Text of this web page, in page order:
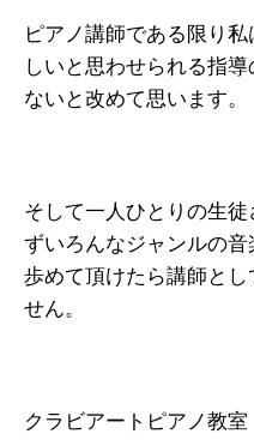
ピアノ講師である限り
しいと思わせられる指
ないと改めて思います。
そして一人ひとりの生
ずいろんなジャンルの
歩めて頂けたら講師と
せん。
クラビアートピア